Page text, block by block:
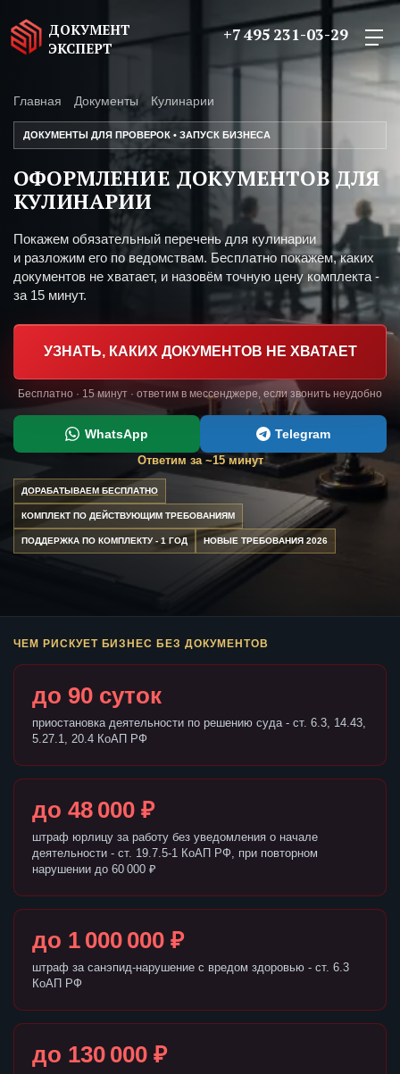
ДОКУМЕНТ
ЭКСПЕРТ
+7 495 231-03-29
Главная Документы Кулинарии
ДОКУМЕНТЫ ДЛЯ ПРОВЕРОК • ЗАПУСК БИЗНЕСА
ОФОРМЛЕНИЕ ДОКУМЕНТОВ ДЛЯ
КУЛИНАРИИ
Покажем обязательный перечень для кулинарии
и разложим его по ведомствам. Бесплатно покажем, каких
документов не хватает, и назовём точную цену комплекта -
за 15 минут.
УЗНАТЬ, КАКИХ ДОКУМЕНТОВ НЕ ХВАТАЕТ
Бесплатно · 15 минут · ответим в мессенджере, если звонить неудобно
WhatsApp Telegram
Ответим за ~15 минут
ДОРАБАТЫВАЕМ БЕСПЛАТНО
КОМПЛЕКТ ПО ДЕЙСТВУЮЩИМ ТРЕБОВАНИЯМ
ПОДДЕРЖКА ПО КОМПЛЕКТУ - 1 ГОД НОВЫЕ ТРЕБОВАНИЯ 2026
ЧЕМ РИСКУЕТ БИЗНЕС БЕЗ ДОКУМЕНТОВ
до 90 суток
приостановка деятельности по решению суда - ст. 6.3, 14.43,
5.27.1, 20.4 КоАП РФ
до 48 000 ₽
штраф юрлицу за работу без уведомления о начале
деятельности - ст. 19.7.5-1 КоАП РФ, при повторном
нарушении до 60 000 ₽
до 1 000 000 ₽
штраф за санэпид-нарушение с вредом здоровью - ст. 6.3
КоАП РФ
до 130 000 ₽